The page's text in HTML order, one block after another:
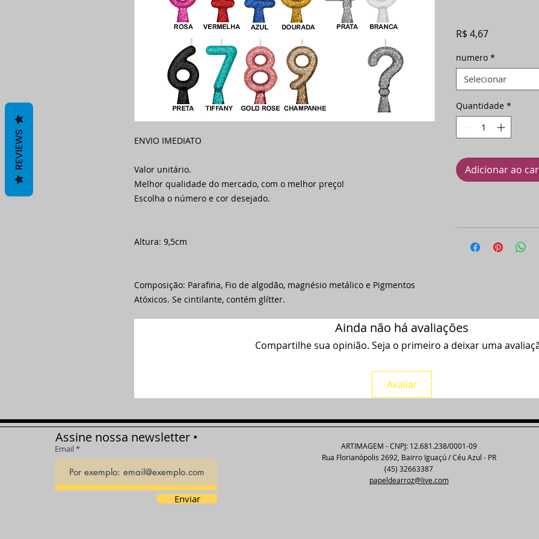
ENVIO IMEDIATO
Valor unitário.
Melhor qualidade do mercado, com o melhor preço!
Escolha o número e cor desejado.
Altura: 9,5cm
Composição: Parafina, Fio de algodão, magnésio metálico e Pigmentos
Atóxicos. Se cintilante, contém glítter.
R$ 4,67Preço
numero *
Selecionar
Quantidade *
Adicionar ao
Ainda não há avaliações
Compartilhe sua opinião. Seja o primeiro a deixar uma
Avaliar
Assine nossa newsletter •
Email
Enviar
ARTIMAGEM - CNPJ: 12.681.238/0001-09
Rua Florianópolis 2692, Bairro Iguaçú / Céu Azul - PR
(45) 32663387
papeldearroz@live.com
REVIEWS